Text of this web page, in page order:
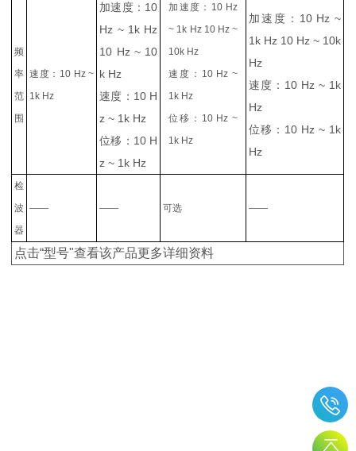
频
率
范
围
速度：10 Hz ~
1k Hz
加速度：10
Hz ~ 1k Hz
10 Hz ~ 10
k Hz
速度：10 H
z ~ 1k Hz
位移：10 H
z ~ 1k Hz
加速度：10 Hz
~ 1k Hz 10 Hz ~
10k Hz
速度：10 Hz ~
1k Hz
位移：10 Hz ~
1k Hz
加速度：10 Hz ~
1k Hz 10 Hz ~ 10k
Hz
速度：10 Hz ~ 1k
Hz
位移：10 Hz ~ 1k
Hz
检
波
器
—— —— 可选 ——
点击“型号"查看该产品更多详细资料